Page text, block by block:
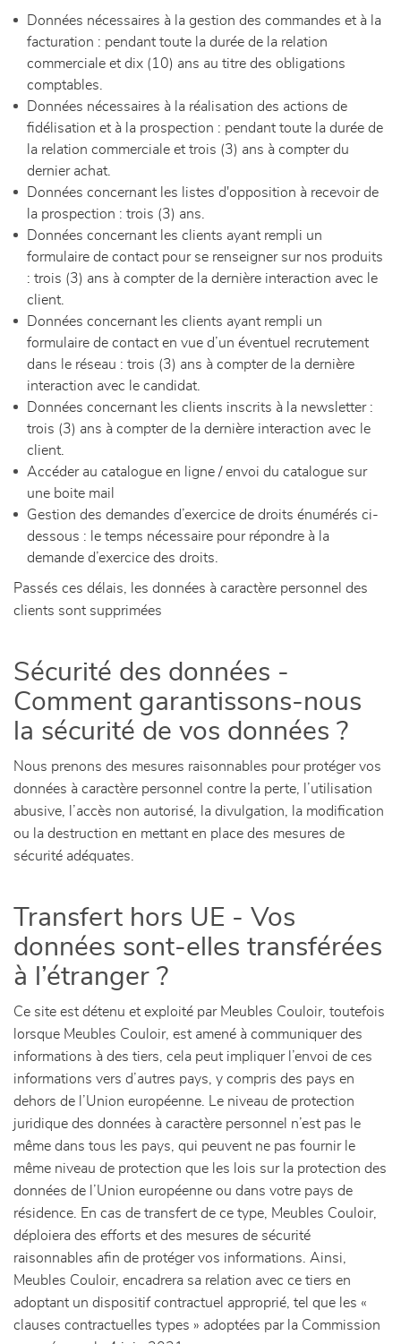
Données nécessaires à la gestion des commandes et à la
facturation : pendant toute la durée de la relation
commerciale et dix (10) ans au titre des obligations
comptables.
Données nécessaires à la réalisation des actions de
fidélisation et à la prospection : pendant toute la durée de
la relation commerciale et trois (3) ans à compter du
dernier achat.
Données concernant les listes d'opposition à recevoir de
la prospection : trois (3) ans.
Données concernant les clients ayant rempli un
formulaire de contact pour se renseigner sur nos produits
: trois (3) ans à compter de la dernière interaction avec le
client.
Données concernant les clients ayant rempli un
formulaire de contact en vue d’un éventuel recrutement
dans le réseau : trois (3) ans à compter de la dernière
interaction avec le candidat.
Données concernant les clients inscrits à la newsletter :
trois (3) ans à compter de la dernière interaction avec le
client.
Accéder au catalogue en ligne / envoi du catalogue sur
une boite mail
Gestion des demandes d’exercice de droits énumérés ci-
dessous : le temps nécessaire pour répondre à la
demande d’exercice des droits.
Passés ces délais, les données à caractère personnel des
clients sont supprimées
Sécurité des données -
Comment garantissons-nous
la sécurité de vos données ?
Nous prenons des mesures raisonnables pour protéger vos
données à caractère personnel contre la perte, l’utilisation
abusive, l’accès non autorisé, la divulgation, la modification
ou la destruction en mettant en place des mesures de
sécurité adéquates.
Transfert hors UE - Vos
données sont-elles transférées
à l’étranger ?
Ce site est détenu et exploité par Meubles Couloir, toutefois
lorsque Meubles Couloir, est amené à communiquer des
informations à des tiers, cela peut impliquer l’envoi de ces
informations vers d’autres pays, y compris des pays en
dehors de l’Union européenne. Le niveau de protection
juridique des données à caractère personnel n’est pas le
même dans tous les pays, qui peuvent ne pas fournir le
même niveau de protection que les lois sur la protection des
données de l’Union européenne ou dans votre pays de
résidence. En cas de transfert de ce type, Meubles Couloir,
déploiera des efforts et des mesures de sécurité
raisonnables afin de protéger vos informations. Ainsi,
Meubles Couloir, encadrera sa relation avec ce tiers en
adoptant un dispositif contractuel approprié, tel que les «
clauses contractuelles types » adoptées par la Commission